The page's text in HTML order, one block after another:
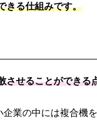
きる仕組みです。
させることができる
業の中には複合機